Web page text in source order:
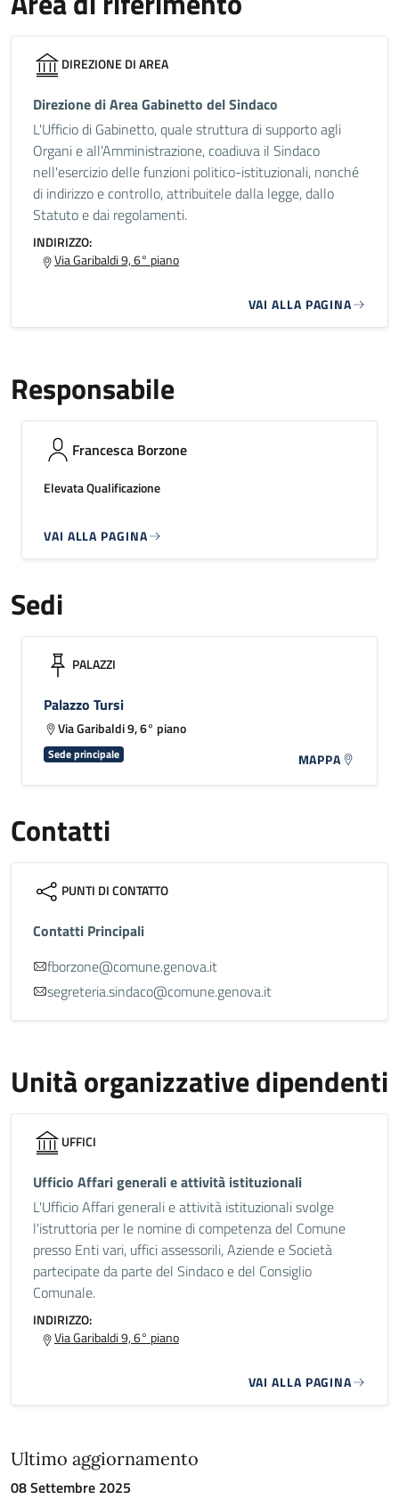
DIREZIONE DI AREA
Direzione di Area Gabinetto del Sindaco
L'Ufficio di Gabinetto, quale struttura di supporto agli
Organi e all’Amministrazione, coadiuva il Sindaco
nell'esercizio delle funzioni politico-istituzionali, nonché
di indirizzo e controllo, attribuitele dalla legge, dallo
Statuto e dai regolamenti.
INDIRIZZO:
Via Garibaldi 9, 6° piano
VAI ALLA PAGINA
Responsabile
Francesca Borzone
Elevata Qualificazione
VAI ALLA PAGINA
Sedi
PALAZZI
Palazzo Tursi
Via Garibaldi 9, 6° piano
Sede principale MAPPA
Contatti
PUNTI DI CONTATTO
Contatti Principali
fborzone@comune.genova.it
segreteria.sindaco@comune.genova.it
Unità organizzative dipendenti
UFFICI
Ufficio Affari generali e attività istituzionali
L'Ufficio Affari generali e attività istituzionali svolge
l'istruttoria per le nomine di competenza del Comune
presso Enti vari, uffici assessorili, Aziende e Società
partecipate da parte del Sindaco e del Consiglio
Comunale.
INDIRIZZO:
Via Garibaldi 9, 6° piano
VAI ALLA PAGINA
Ultimo aggiornamento
08 Settembre 2025